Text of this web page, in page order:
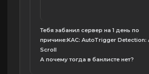
Тебя забанил сервер на 1 день по
причине:KAC: AutoTrigger Detection:
Scroll
А почему тогда в банлисте нет?